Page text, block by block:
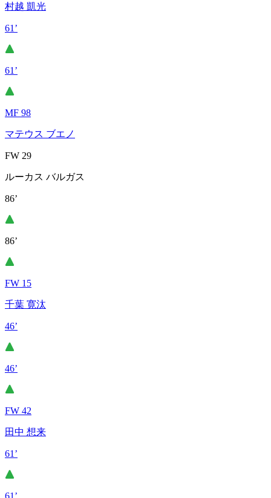
村越 凱光
61’
61’
MF 98
マテウス ブエノ
FW 29
ルーカス バルガス
86’
86’
FW 15
千葉 寛汰
46’
46’
FW 42
田中 想来
61’
61’